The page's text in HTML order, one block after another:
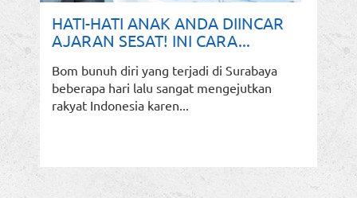
HATI-HATI ANAK ANDA DIINCAR
AJARAN SESAT! INI CARA...
Bom bunuh diri yang terjadi di Surabaya
beberapa hari lalu sangat mengejutkan
rakyat Indonesia karen...